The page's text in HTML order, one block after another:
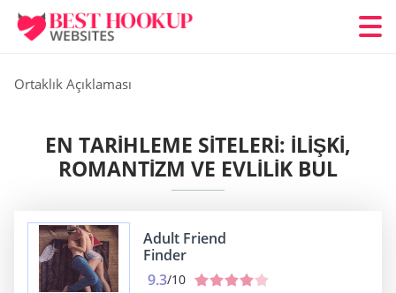
Ortaklık Açıklaması
EN TARIHLEME SITELERI: İLIŞKI,
ROMANTIZM VE EVLILIK BUL
Adult Friend
Finder
9.3/10